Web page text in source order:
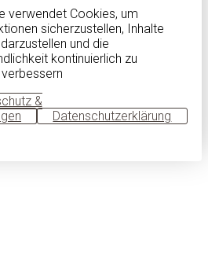
verwendet Cookies, um
sicherzustellen, Inhalte
und die
kontinuierlich zu
verbessern
&
Datenschutzerklärung